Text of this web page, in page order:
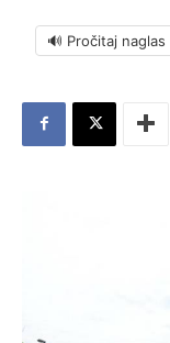
🔊 Pročitaj naglas